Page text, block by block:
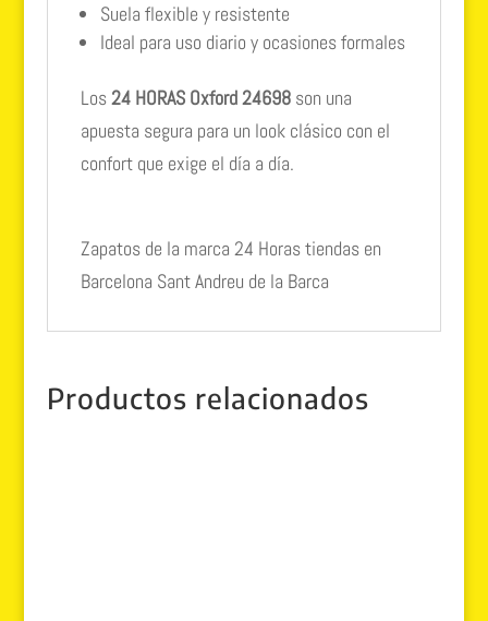
Suela flexible y resistente
Ideal para uso diario y ocasiones formales
Los24 HORAS Oxford 24698son una
apuesta segura para un look clásico con el
confort que exige el día a día.
Zapatos de la marca 24 Horas tiendas en
Barcelona Sant Andreu de la Barca
Productos relacionados